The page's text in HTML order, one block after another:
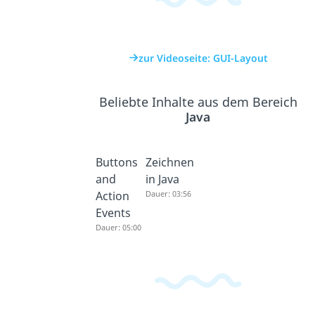
zur Videoseite: GUI-Layout
Beliebte Inhalte aus dem Bereich
Java
Buttons
and
Action
Events
Dauer: 05:00
Zeichnen
in Java
Dauer: 03:56